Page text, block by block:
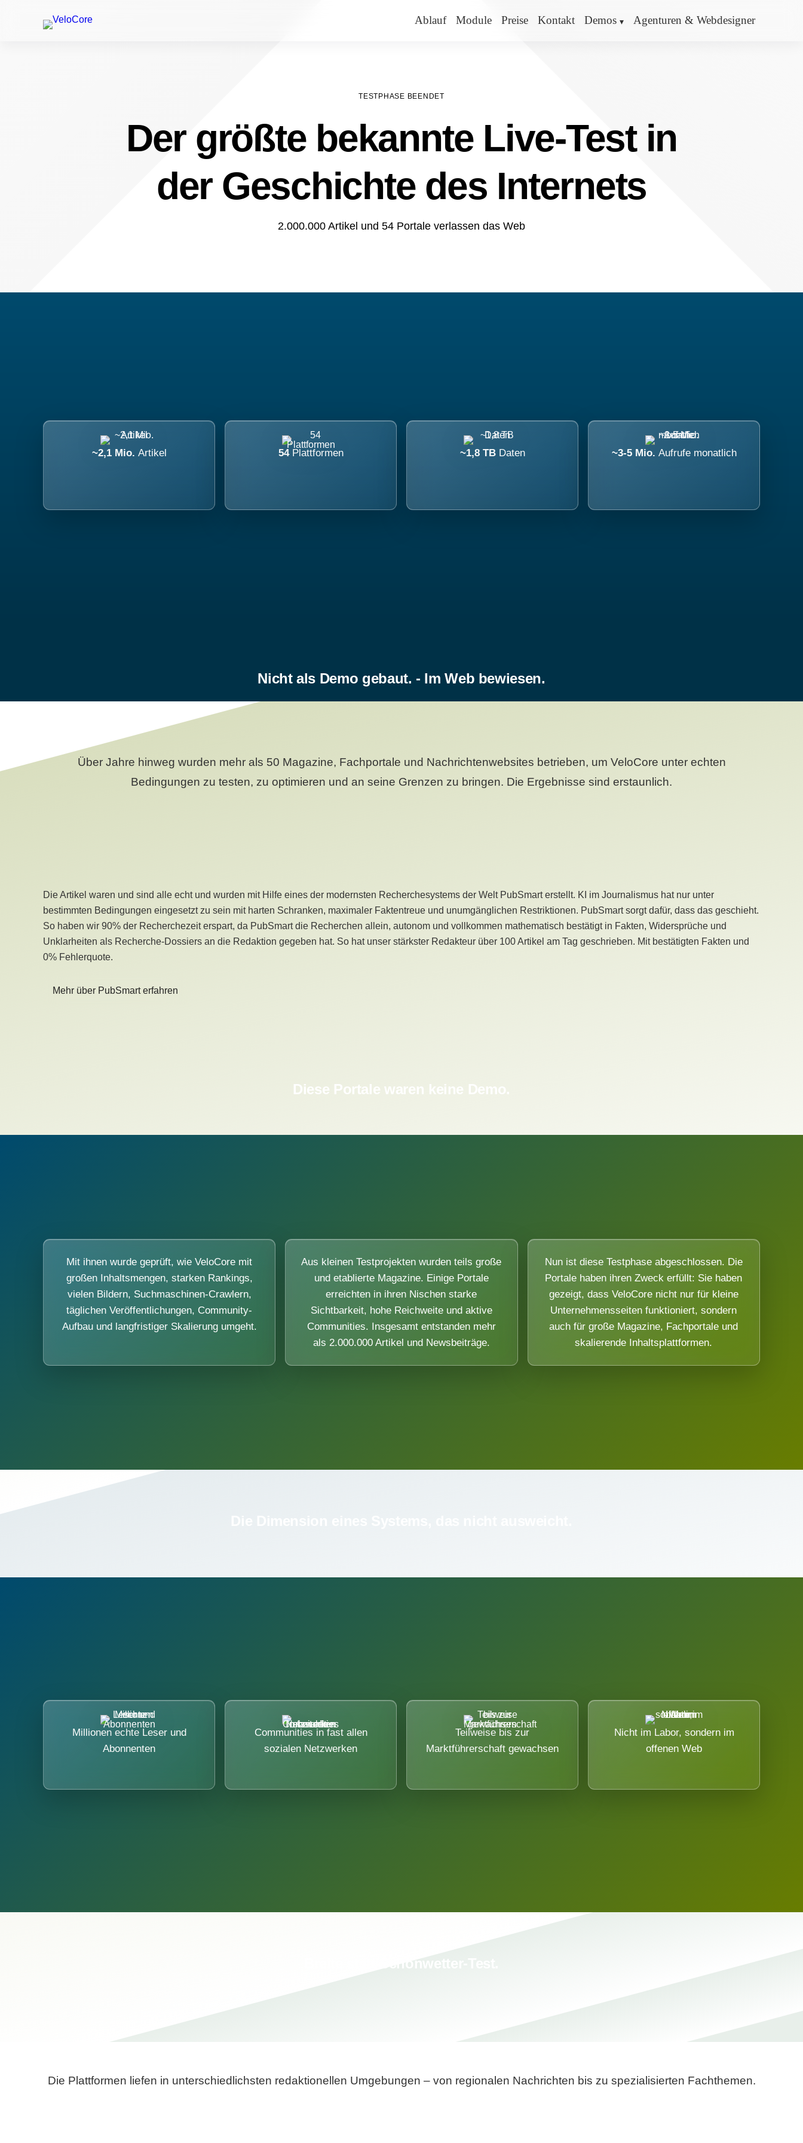
Ablauf Module Preise Kontakt Demos Agenturen & Webdesigner
TESTPHASE BEENDET
Der größte bekannte Live-Test in
der Geschichte des Internets
2.000.000 Artikel und 54 Portale verlassen das Web
~2,1 Mio. Artikel 54 Plattformen ~1,8 TB Daten ~3-5 Mio. Aufrufe monatlich
Nicht als Demo gebaut. - Im Web bewiesen.
Über Jahre hinweg wurden mehr als 50 Magazine, Fachportale und Nachrichtenwebsites betrieben, um VeloCore unter echten
Bedingungen zu testen, zu optimieren und an seine Grenzen zu bringen. Die Ergebnisse sind erstaunlich.
Die Artikel waren und sind alle echt und wurden mit Hilfe eines der modernsten Recherchesystems der Welt PubSmart erstellt. KI im Journalismus hat nur unter
bestimmten Bedingungen eingesetzt zu sein mit harten Schranken, maximaler Faktentreue und unumgänglichen Restriktionen. PubSmart sorgt dafür, dass das geschieht.
So haben wir 90% der Recherchezeit erspart, da PubSmart die Recherchen allein, autonom und vollkommen mathematisch bestätigt in Fakten, Widersprüche und
Unklarheiten als Recherche-Dossiers an die Redaktion gegeben hat. So hat unser stärkster Redakteur über 100 Artikel am Tag geschrieben. Mit bestätigten Fakten und
0% Fehlerquote.
Mehr über PubSmart erfahren
Diese Portale waren keine Demo.
Mit ihnen wurde geprüft, wie VeloCore mit
großen Inhaltsmengen, starken Rankings,
vielen Bildern, Suchmaschinen-Crawlern,
täglichen Veröffentlichungen, Community-
Aufbau und langfristiger Skalierung umgeht.
Aus kleinen Testprojekten wurden teils große
und etablierte Magazine. Einige Portale
erreichten in ihren Nischen starke
Sichtbarkeit, hohe Reichweite und aktive
Communities. Insgesamt entstanden mehr
als 2.000.000 Artikel und Newsbeiträge.
Nun ist diese Testphase abgeschlossen. Die
Portale haben ihren Zweck erfüllt: Sie haben
gezeigt, dass VeloCore nicht nur für kleine
Unternehmensseiten funktioniert, sondern
auch für große Magazine, Fachportale und
skalierende Inhaltsplattformen.
Millionen echte Leser und
Abonnenten
Communities in fast allen
sozialen Netzwerken
Teilweise bis zur
Marktführerschaft gewachsen
Nicht im Labor, sondern im
offenen Web
Die Plattformen liefen in unterschiedlichsten redaktionellen Umgebungen – von regionalen Nachrichten bis zu spezialisierten Fachthemen.